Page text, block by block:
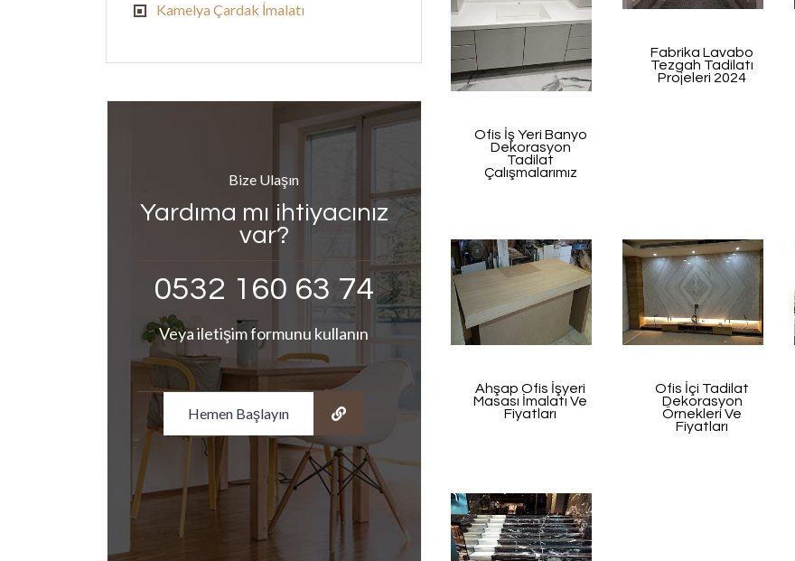
Kamelya Çardak İmalatı
Bize Ulaşın
Yardıma mı ihtiyacınız
var?
0532 160 63 74
Veya iletişim formunu kullanın
Hemen Başlayın
Ofis İş Yeri Banyo
Dekorasyon
Tadilat
Çalışmalarımız
Fabrika Lavabo
Tezgah Tadilatı
Projeleri 2024
Ahşap Ofis İşyeri
Masası İmalatı Ve
Fiyatları
Ofis İçi Tadilat
Dekorasyon
Örnekleri Ve
Fiyatları